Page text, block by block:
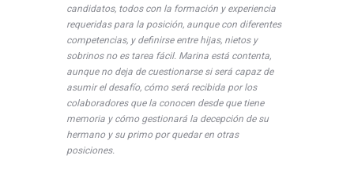
candidatos, todos con la formación y experiencia
requeridas para la posición, aunque con diferentes
competencias, y definirse entre hijas, nietos y
sobrinos no es tarea fácil. Marina está contenta,
aunque no deja de cuestionarse si será capaz de
asumir el desafío, cómo será recibida por los
colaboradores que la conocen desde que tiene
memoria y cómo gestionará la decepción de su
hermano y su primo por quedar en otras
posiciones.